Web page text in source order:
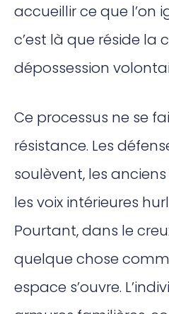
accueillir ce que l’on
c’est là que réside la
dépossession
Ce processus ne se
résistance. Les
soulèvent, les
les voix intérieures
Pourtant, dans le
quelque chose
espace s’ouvre.